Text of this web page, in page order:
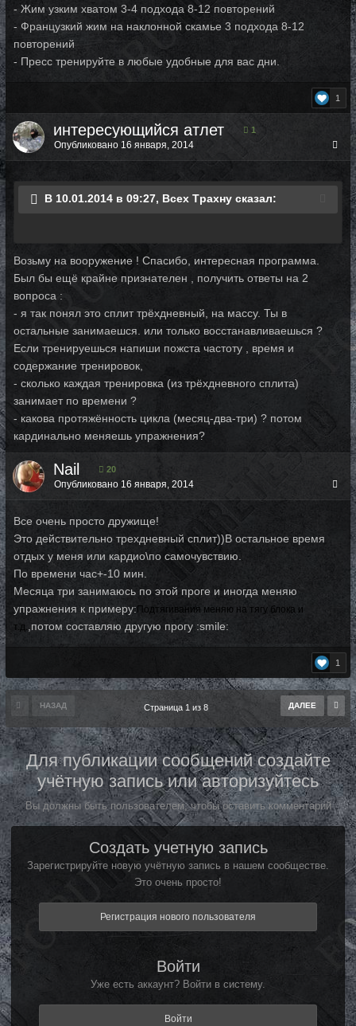
- Жим узким хватом 3-4 подхода 8-12 повторений
- Французкий жим на наклонной скамье 3 подхода 8-12
повторений
- Пресс тренируйте в любые удобные для вас дни.
1
интересующийся атлет 1
Опубликовано 16 января, 2014
В 10.01.2014 в 09:27, Bcex Tpaxнy сказал:
Возьму на вооружение ! Спасибо, интересная программа.
Был бы ещё крайне признателен , получить ответы на 2
вопроса :
- я так понял это сплит трёхдневный, на массу. Ты в
остальные занимаешся. или только восстанавливаешься ?
Если тренируешься напиши пожста частоту , время и
содержание тренировок,
- сколько каждая тренировка (из трёхдневного сплита)
занимает по времени ?
- какова протяжённость цикла (месяц-два-три) ? потом
кардинально меняешь упражнения?
Nail 20
Опубликовано 16 января, 2014
Все очень просто дружище!
Это действительно трехдневный сплит))В остальное время
отдых у меня или кардио\по самочувствию.
По времени час+-10 мин.
Месяца три занимаюсь по этой проге и иногда меняю
упражнения к примеру:Подтягивания меняю на тягу блока и
т.д. ,потом составляю другую прогу :smile:
1
НАЗАД ДАЛЕЕ
Страница 1 из 8
Для публикации сообщений создайте
учётную запись или авторизуйтесь
Вы должны быть пользователем, чтобы оставить комментарий
Создать учетную запись
Зарегистрируйте новую учётную запись в нашем сообществе.
Это очень просто!
Регистрация нового пользователя
Войти
Уже есть аккаунт? Войти в систему.
Войти